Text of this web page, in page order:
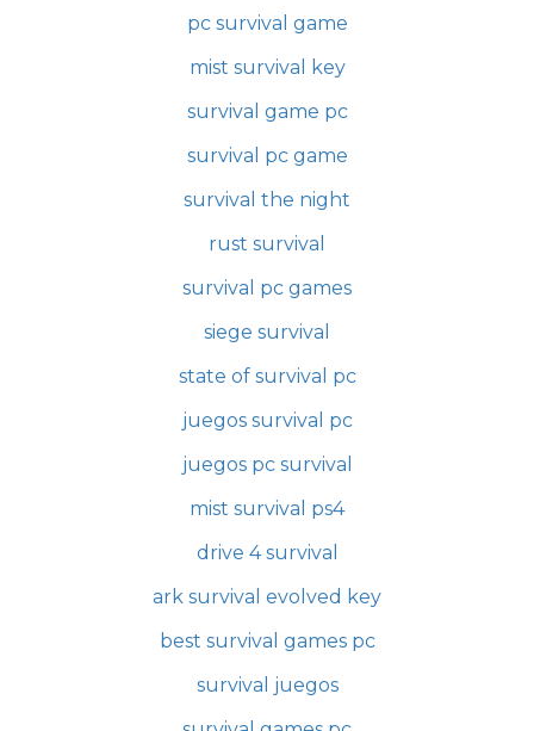
pc survival game
mist survival key
survival game pc
survival pc game
survival the night
rust survival
survival pc games
siege survival
state of survival pc
juegos survival pc
juegos pc survival
mist survival ps4
drive 4 survival
ark survival evolved key
best survival games pc
survival juegos